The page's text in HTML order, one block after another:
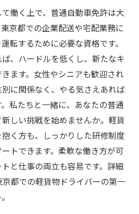
働く上で、普通自動車免許は大
京都での企業配送や宅配業務に
転するために必要な資格です。
、ハードルを低くし、新たなキ
ます。女性やシニアも歓迎され
に関係なく、やる気さえあれば
私たちと一緒に、あなたの普通
しい挑戦を始めませんか。軽貨
く方も、しっかりした研修制度
トできます。柔軟な働き方が可
と仕事の両立も容易です。詳細
京都での軽貨物ドライバーの第一